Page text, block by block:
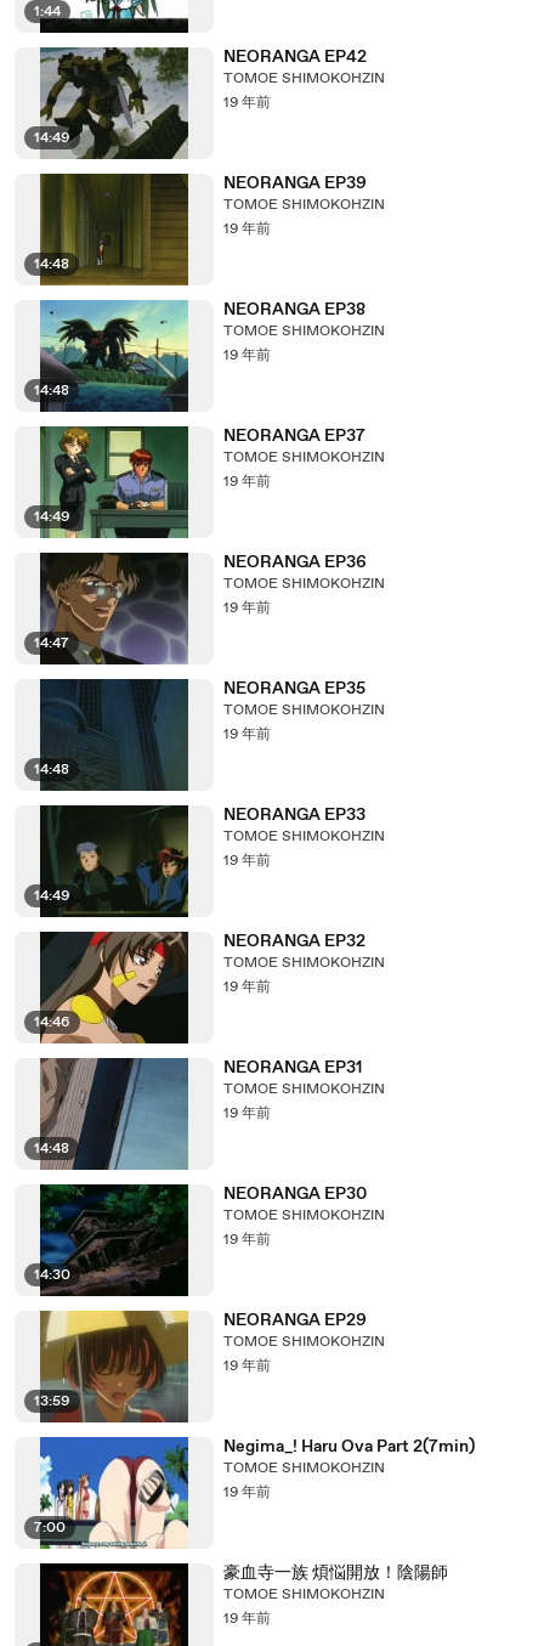
1:44
14:49
NEORANGA EP42
TOMOE SHIMOKOHZIN
19 年前
14:48
NEORANGA EP39
TOMOE SHIMOKOHZIN
19 年前
14:48
NEORANGA EP38
TOMOE SHIMOKOHZIN
19 年前
14:49
NEORANGA EP37
TOMOE SHIMOKOHZIN
19 年前
14:47
NEORANGA EP36
TOMOE SHIMOKOHZIN
19 年前
14:48
NEORANGA EP35
TOMOE SHIMOKOHZIN
19 年前
14:49
NEORANGA EP33
TOMOE SHIMOKOHZIN
19 年前
14:46
NEORANGA EP32
TOMOE SHIMOKOHZIN
19 年前
14:48
NEORANGA EP31
TOMOE SHIMOKOHZIN
19 年前
14:30
NEORANGA EP30
TOMOE SHIMOKOHZIN
19 年前
13:59
NEORANGA EP29
TOMOE SHIMOKOHZIN
19 年前
7:00
Negima_! Haru Ova Part 2(7min)
TOMOE SHIMOKOHZIN
19 年前
豪血寺一族 煩悩開放！陰陽師
TOMOE SHIMOKOHZIN
19 年前